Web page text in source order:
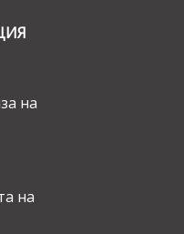
на
на